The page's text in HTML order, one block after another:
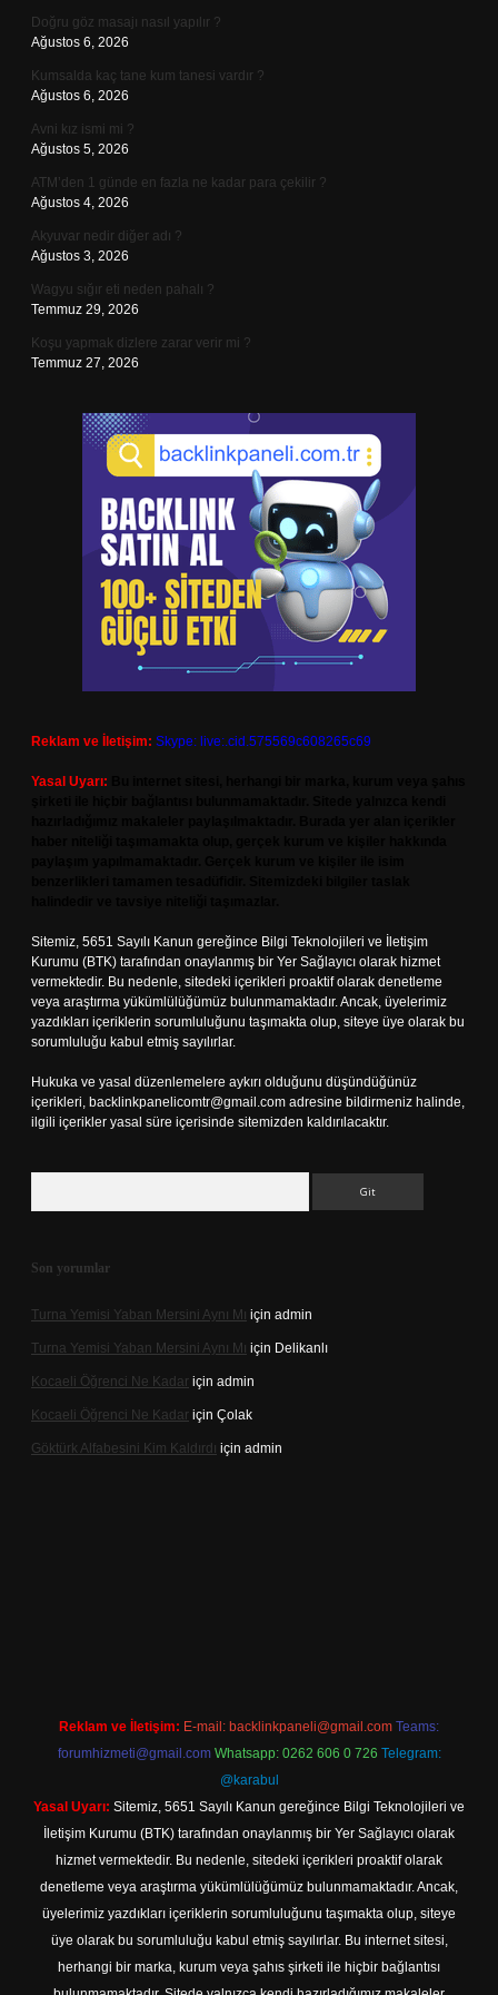
Doğru göz masajı nasıl yapılır ?
Ağustos 6, 2026
Kumsalda kaç tane kum tanesi vardır ?
Ağustos 6, 2026
Avni kız ismi mi ?
Ağustos 5, 2026
ATM’den 1 günde en fazla ne kadar para çekilir ?
Ağustos 4, 2026
Akyuvar nedir diğer adı ?
Ağustos 3, 2026
Wagyu sığır eti neden pahalı ?
Temmuz 29, 2026
Koşu yapmak dizlere zarar verir mi ?
Temmuz 27, 2026
Reklam ve İletişim: Skype: live:.cid.575569c608265c69
Yasal Uyarı:
Sitemiz, 5651 Sayılı Kanun gereğince Bilgi Teknolojileri ve İletişim
Kurumu (BTK) tarafından onaylanmış bir Yer Sağlayıcı olarak hizmet
vermektedir. Bu nedenle, sitedeki içerikleri proaktif olarak denetleme
veya araştırma yükümlülüğümüz bulunmamaktadır. Ancak, üyelerimiz
yazdıkları içeriklerin sorumluluğunu taşımakta olup, siteye üye olarak bu
sorumluluğu kabul etmiş sayılırlar.
Hukuka ve yasal düzenlemelere aykırı olduğunu düşündüğünüz
içerikleri, backlinkpanelicomtr@gmail.com adresine bildirmeniz halinde,
ilgili içerikler yasal süre içerisinde sitemizden kaldırılacaktır.
Son yorumlar
Turna Yemisi Yaban Mersini Aynı Mı için admin
Turna Yemisi Yaban Mersini Aynı Mı için Delikanlı
Kocaeli Öğrenci Ne Kadar için admin
Kocaeli Öğrenci Ne Kadar için Çolak
Göktürk Alfabesini Kim Kaldırdı için admin
Reklam ve İletişim: E-mail: backlinkpaneli@gmail.com Teams:
forumhizmeti@gmail.com Whatsapp: 0262 606 0 726 Telegram:
@karabul
Yasal Uyarı: Sitemiz, 5651 Sayılı Kanun gereğince Bilgi Teknolojileri ve
İletişim Kurumu (BTK) tarafından onaylanmış bir Yer Sağlayıcı olarak
hizmet vermektedir. Bu nedenle, sitedeki içerikleri proaktif olarak
denetleme veya araştırma yükümlülüğümüz bulunmamaktadır. Ancak,
üyelerimiz yazdıkları içeriklerin sorumluluğunu taşımakta olup, siteye
üye olarak bu sorumluluğu kabul etmiş sayılırlar. Bu internet sitesi,
herhangi bir marka, kurum veya şahıs şirketi ile hiçbir bağlantısı